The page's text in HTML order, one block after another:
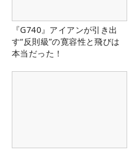
『G740』アイアンが引き出
す“反則級”の寛容性と飛びは
本当だった！